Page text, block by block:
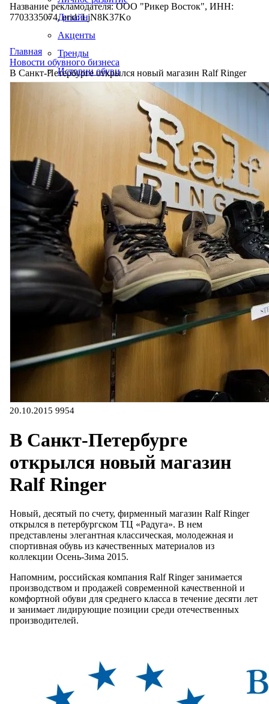
Дизайн
Акценты
Тренды
Истории обуви
Название рекламодателя: ООО "Рикер Восток", ИНН:
7703335074, erid: LjN8K37Ko
Главная
Новости обувного бизнеса
В Санкт-Петербурге открылся новый магазин Ralf Ringer
20.10.2015 9954
В Санкт-Петербурге
открылся новый магазин
Ralf Ringer
Новый, десятый по счету, фирменный магазин Ralf Ringer
открылся в петербургском ТЦ «Радуга». В нем
представлены элегантная классическая, молодежная и
спортивная обувь из качественных материалов из
коллекции Осень-Зима 2015.
Напомним, российская компания Ralf Ringer занимается
производством и продажей современной качественной и
комфортной обуви для среднего класса в течение десяти лет
и занимает лидирующие позиции среди отечественных
производителей.